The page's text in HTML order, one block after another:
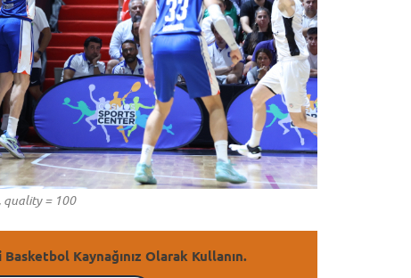
quality = 100
Kaynağınız Olarak Kullanın.